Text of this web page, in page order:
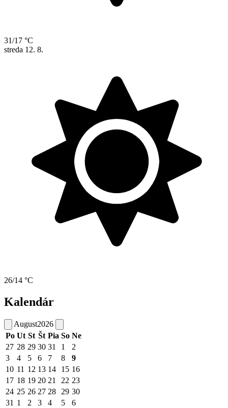
31/17 °C
streda 12. 8.
26/14 °C
Kalendár
August2026
Po Ut St Št Pia So Ne
27 28 29 30 31 1
2
3
4 5 6 7 8
9
10 11 12 13 14 15 16
17 18 19 20 21 22 23
24 25 26 27 28 29 30
31 1 2 3 4 5
6